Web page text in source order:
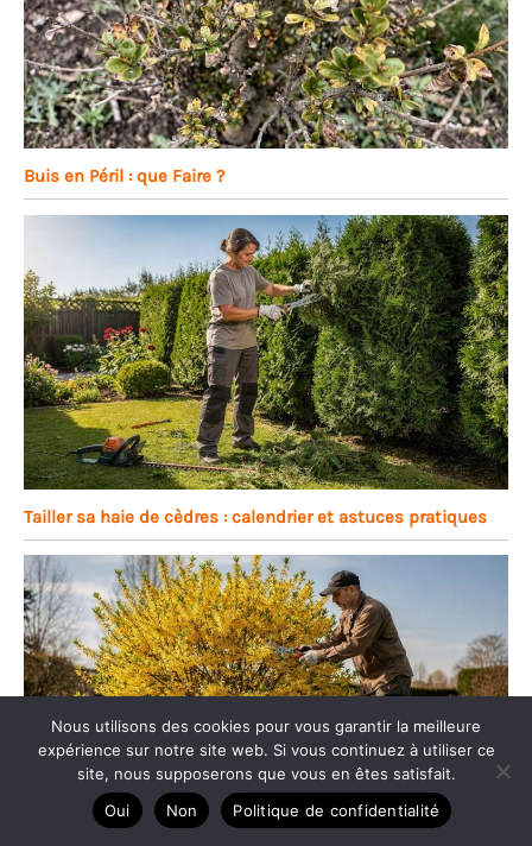
Buis en Péril : que Faire ?
Tailler sa haie de cèdres : calendrier et astuces pratiques
Nous utilisons des cookies pour vous garantir la meilleure
expérience sur notre site web. Si vous continuez à utiliser ce
site, nous supposerons que vous en êtes satisfait.
Oui
Non Politique de confidentialité